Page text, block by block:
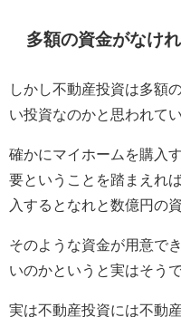
多額の資金がなけ
しかし不動産投資は多額
い投資なのかと思われて
確かにマイホームを購入
要ということを踏まえれ
入するとなれと数億円の
そのような資金が用意で
いのかというと実はそう
実は不動産投資には不動